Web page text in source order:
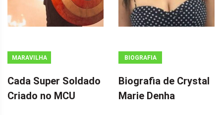
MARAVILHA
Cada Super Soldado
Criado no MCU
BIOGRAFIA
Biografia de Crystal
Marie Denha